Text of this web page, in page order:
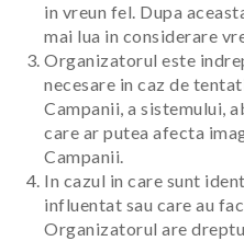
in vreun fel. Dupa
mai lua in considerare
Organizatorul este
necesare in caz de
Campanii, a sistemului,
care ar putea afecta
Campanii.
In cazul in care sunt
influentat sau care au
Organizatorul are